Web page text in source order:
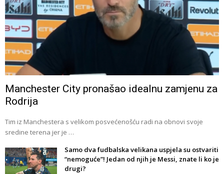
Manchester City pronašao idealnu zamjenu za
Rodrija
Tim iz Manchestera s velikom posvećenošću radi na obnovi svoje
sredine terena jer je …
Samo dva fudbalska velikana uspjela su ostvariti
“nemoguće”! Jedan od njih je Messi, znate li ko je
drugi?